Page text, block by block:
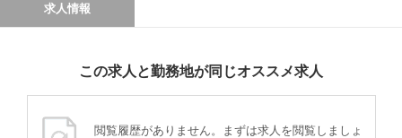
求人情報
この求人と勤務地が同じオススメ求人
閲覧履歴がありません。まずは求人を閲覧しましょ